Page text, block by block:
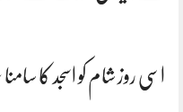
اسی روز شام کو اسجد کا